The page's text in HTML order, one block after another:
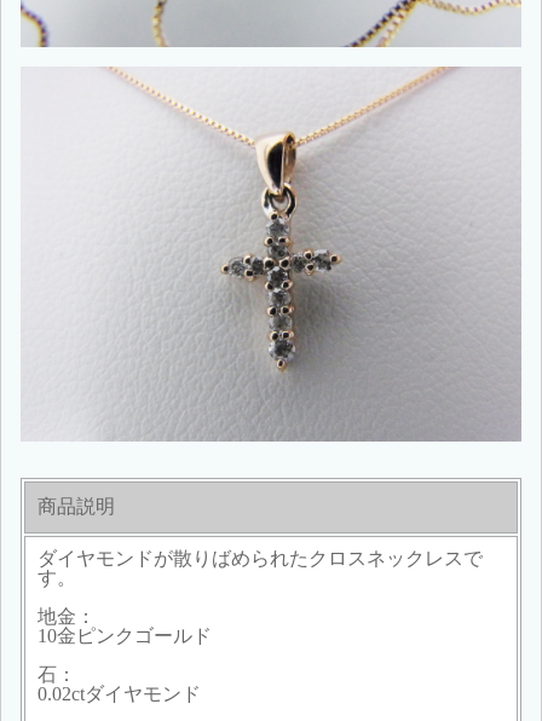
商品説明
ダイヤモンドが散りばめられたクロスネックレスで
す。
地金：
10金ピンクゴールド
石：
0.02ctダイヤモンド